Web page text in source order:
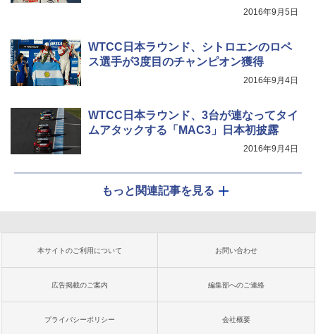
2016年9月5日
WTCC日本ラウンド、シトロエンのロペ
ス選手が3度目のチャンピオン獲得
2016年9月4日
WTCC日本ラウンド、3台が連なってタイ
ムアタックする「MAC3」日本初披露
2016年9月4日
もっと関連記事を見る
本サイトのご利用について お問い合わせ
広告掲載のご案内 編集部へのご連絡
プライバシーポリシー 会社概要